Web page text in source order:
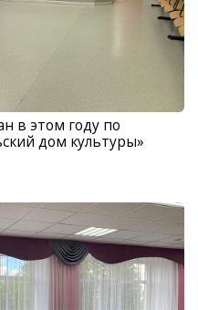
в этом году по
дом культуры»